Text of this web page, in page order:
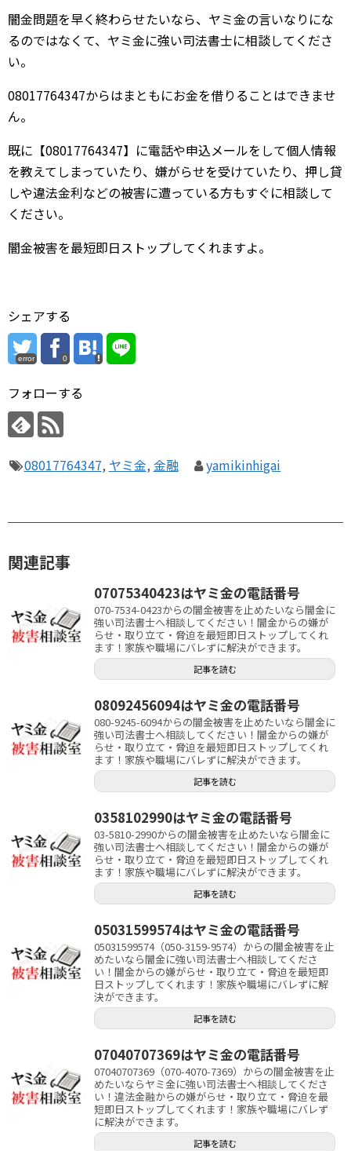
闇金問題を早く終わらせたいなら、ヤミ金の言いなりにな
るのではなくて、ヤミ金に強い司法書士に相談してくださ
い。
08017764347からはまともにお金を借りることはできませ
ん。
既に【08017764347】に電話や申込メールをして個人情報
を教えてしまっていたり、嫌がらせを受けていたり、押し貸
しや違法金利などの被害に遭っている方もすぐに相談して
ください。
闇金被害を最短即日ストップしてくれますよ。
シェアする
error 0
フォローする
08017764347, ヤミ金, 金融 yamikinhigai
関連記事
07075340423はヤミ金の電話番号
070-7534-0423からの闇金被害を止めたいなら闇金に
強い司法書士へ相談してください！闇金からの嫌が
らせ・取り立て・脅迫を最短即日ストップしてくれ
ます！家族や職場にバレずに解決ができます。
記事を読む
08092456094はヤミ金の電話番号
080-9245-6094からの闇金被害を止めたいなら闇金に
強い司法書士へ相談してください！闇金からの嫌が
らせ・取り立て・脅迫を最短即日ストップしてくれ
ます！家族や職場にバレずに解決ができます。
記事を読む
0358102990はヤミ金の電話番号
03-5810-2990からの闇金被害を止めたいなら闇金に
強い司法書士へ相談してください！闇金からの嫌が
らせ・取り立て・脅迫を最短即日ストップしてくれ
ます！家族や職場にバレずに解決ができます。
記事を読む
05031599574はヤミ金の電話番号
05031599574（050-3159-9574）からの闇金被害を止
めたいなら闇金に強い司法書士へ相談してくださ
い！闇金からの嫌がらせ・取り立て・脅迫を最短即
日ストップしてくれます！家族や職場にバレずに解
決ができます。
記事を読む
07040707369はヤミ金の電話番号
07040707369（070-4070-7369）からの闇金被害を止
めたいならヤミ金に強い司法書士へ相談してくださ
い！違法金融からの嫌がらせ・取り立て・脅迫を最
短即日ストップしてくれます！家族や職場にバレず
に解決ができます。
記事を読む